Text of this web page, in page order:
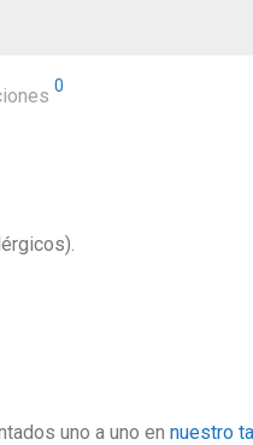
0
uno a uno en nuestro